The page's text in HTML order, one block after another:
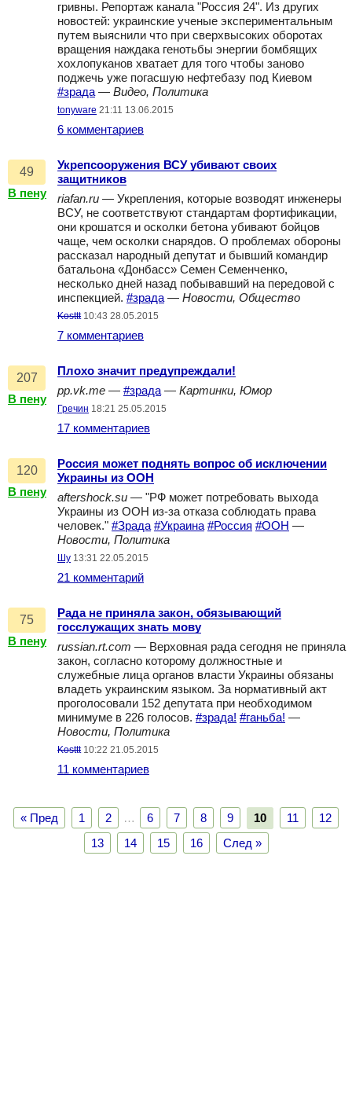
гривны. Репортаж канала "Россия 24". Из других
новостей: украинские ученые экспериментальным
путем выяснили что при сверхвысоких оборотах
вращения наждака генотьбы энергии бомбящих
хохлопуканов хватает для того чтобы заново
поджечь уже погасшую нефтебазу под Киевом
#зрада — Видео, Политика
tonyware 21:11 13.06.2015
6 комментариев
49
В пену
Укрепсооружения ВСУ убивают своих
защитников
riafan.ru — Укрепления, которые возводят инженеры
ВСУ, не соответствуют стандартам фортификации,
они крошатся и осколки бетона убивают бойцов
чаще, чем осколки снарядов. О проблемах обороны
рассказал народный депутат и бывший командир
батальона «Донбасс» Семен Семенченко,
несколько дней назад побывавший на передовой с
инспекцией. #зрада — Новости, Общество
Kosttt 10:43 28.05.2015
7 комментариев
207
В пену
Плохо значит предупреждали!
pp.vk.me — #зрада — Картинки, Юмор
Гречин 18:21 25.05.2015
17 комментариев
120
В пену
Россия может поднять вопрос об исключении
Украины из ООН
aftershock.su — "РФ может потребовать выхода
Украины из ООН из-за отказа соблюдать права
человек." #Зрада #Украина #Россия #ООН —
Новости, Политика
Шу 13:31 22.05.2015
21 комментарий
75
В пену
Рада не приняла закон, обязывающий
госслужащих знать мову
russian.rt.com — Верховная рада сегодня не приняла
закон, согласно которому должностные и
служебные лица органов власти Украины обязаны
владеть украинским языком. За нормативный акт
проголосовали 152 депутата при необходимом
минимуме в 226 голосов. #зрада! #ганьба! —
Новости, Политика
Kosttt 10:22 21.05.2015
11 комментариев
« Пред 1 2 … 6 7 8 9 10 11
12
13
14 15 16 След »